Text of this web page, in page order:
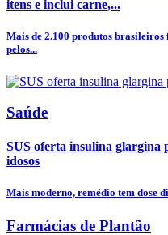
itens e inclui carne,...
Mais de 2.100 produtos
pelos...
Saúde
SUS oferta insulina glargina
idosos
Mais moderno, remédio tem dose
Farmácias de Plantão